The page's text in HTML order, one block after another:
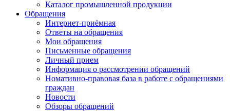
Каталог промышленной продукции
Обращения
Интернет-приёмная
Ответы на обращения
Мои обращения
Письменные обращения
Личный прием
Информация о рассмотрении обращений
Номативно-правовая база в работе с обращениями
граждан
Новости
Обзоры обращений